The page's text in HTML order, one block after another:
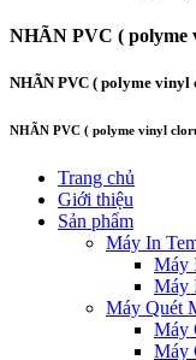
NHÃN PVC ( polyme
NHÃN PVC ( polyme vinyl
NHÃN PVC ( polyme vinyl
Trang chủ
Giới thiệu
Sản phẩm
Máy In
Máy
Máy
Máy Quét
Máy
Máy